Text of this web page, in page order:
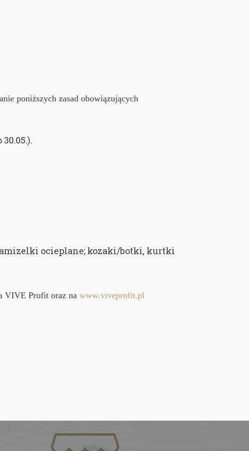
poniższych zasad obowiązujących
ocieplane; kozaki/botki, kurtki
VIVE Profit oraz na www.viveprofit.pl